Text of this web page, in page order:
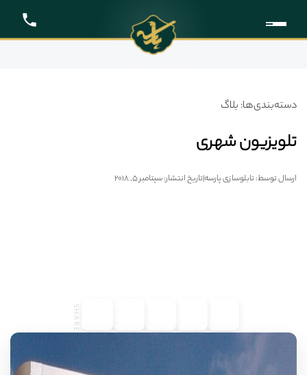
دسته‌بندی‌ها: بلاگ
تلویزیون شهری
ارسال توسط: تابلوسازی پارسه|تاریخ انتشار: سپتامبر 5, 2018
SHARE